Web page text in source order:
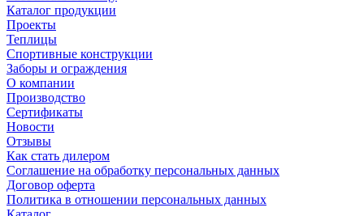
Каталог продукции
Проекты
Теплицы
Спортивные конструкции
Заборы и ограждения
О компании
Производство
Сертификаты
Новости
Отзывы
Как стать дилером
Соглашение на обработку персональных данных
Договор оферта
Политика в отношении персональных данных